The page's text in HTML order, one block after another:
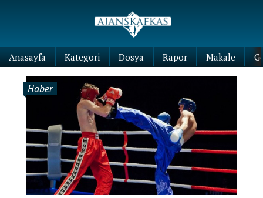
Anasayfa Kategori Dosya Rapor Makale
Haber